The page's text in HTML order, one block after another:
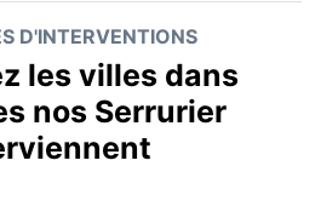
D'INTERVENTIONS
les villes dans
nos Serrurier